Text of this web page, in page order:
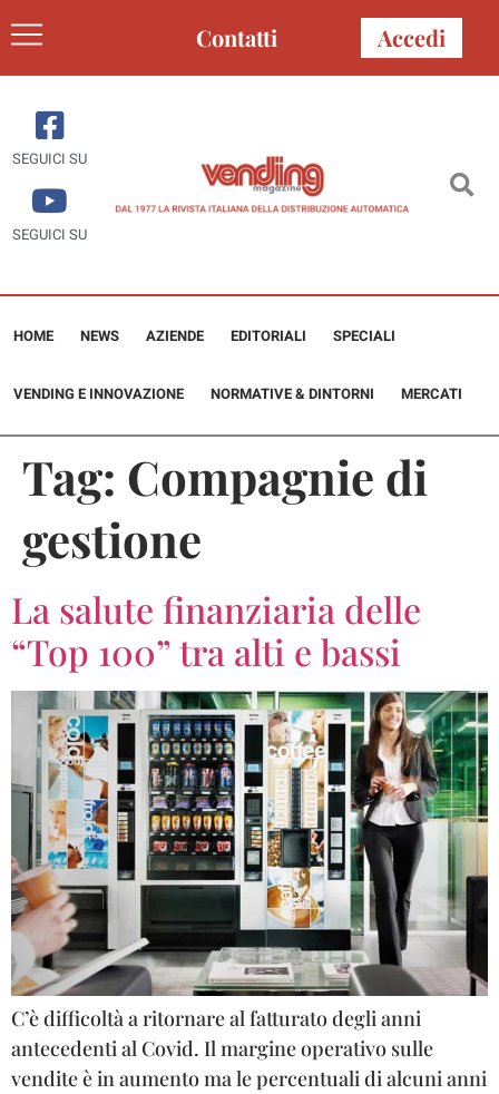
Contatti Accedi
SEGUICI SU
SEGUICI SU
HOME NEWS AZIENDE EDITORIALI SPECIALI
VENDING E INNOVAZIONE NORMATIVE & DINTORNI MERCATI
Tag: Compagnie di
gestione
La salute finanziaria delle
“Top 100” tra alti e bassi
C’è difficoltà a ritornare al fatturato degli anni
antecedenti al Covid. Il margine operativo sulle
vendite è in aumento ma le percentuali di alcuni anni